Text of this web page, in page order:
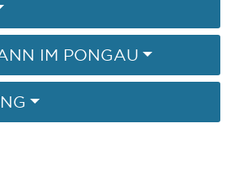
IM PONGAU